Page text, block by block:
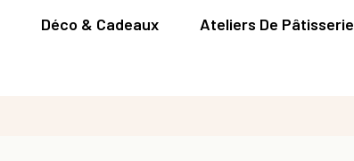
Déco & Cadeaux Ateliers De Pâtisserie